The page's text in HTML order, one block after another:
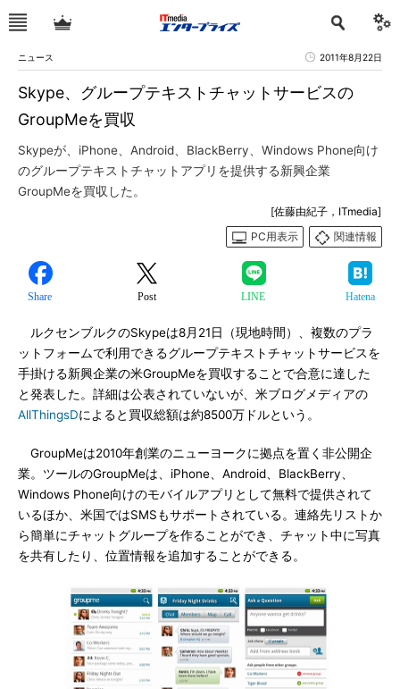
ニュース 2011年8月22日
Skype、グループテキストチャットサービスの
GroupMeを買収
Skypeが、iPhone、Android、BlackBerry、Windows Phone向け
のグループテキストチャットアプリを提供する新興企業
GroupMeを買収した。
[佐藤由紀子，ITmedia]
PC用表示
関連情報
Share Post LINE Hatena
ルクセンブルクのSkypeは8月21日（現地時間）、複数のプラ
ットフォームで利用できるグループテキストチャットサービスを
手掛ける新興企業の米GroupMeを買収することで合意に達した
と発表した。詳細は公表されていないが、米ブログメディアの
AllThingsDによると買収総額は約8500万ドルという。
GroupMeは2010年創業のニューヨークに拠点を置く非公開企
業。ツールのGroupMeは、iPhone、Android、BlackBerry、
Windows Phone向けのモバイルアプリとして無料で提供されて
いるほか、米国ではSMSもサポートされている。連絡先リストか
ら簡単にチャットグループを作ることができ、チャット中に写真
を共有したり、位置情報を追加することができる。